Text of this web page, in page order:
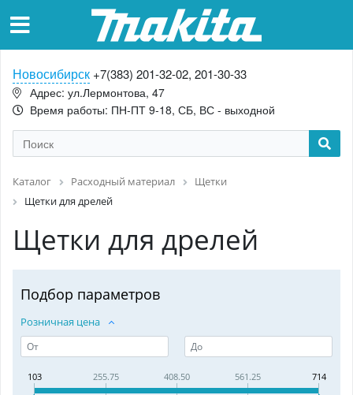
Новосибирск +7(383) 201-32-02, 201-30-33
Адрес: ул.Лермонтова, 47
Время работы: ПН-ПТ 9-18, СБ, ВС - выходной
Каталог Расходный материал
Щетки
Щетки для дрелей
Щетки для дрелей
Подбор параметров
Розничная цена
103 255.75 408.50 561.25 714